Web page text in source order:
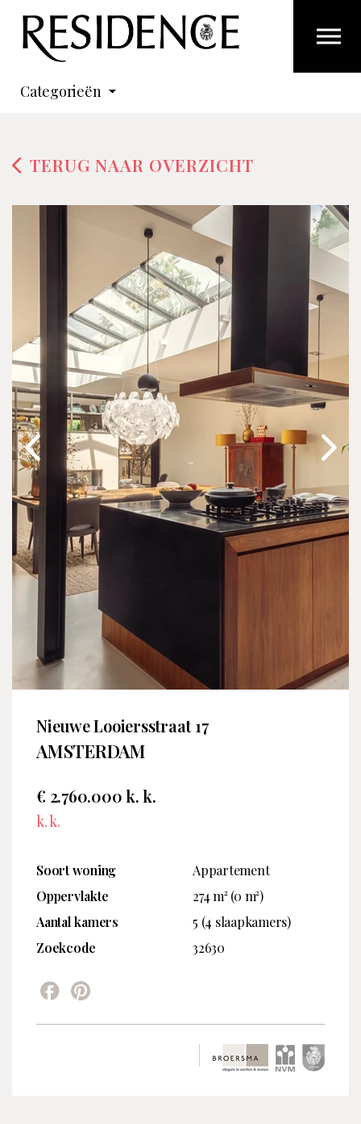
Overslaan en ga direct naar de inhoud
Categorieën
TERUG NAAR OVERZICHT
Nieuwe Looiersstraat 17
AMSTERDAM
€ 2.760.000 k. k.
k. k.
Soort woning
Appartement
Oppervlakte
274 m² (0 m²)
Aantal kamers
5 (4 slaapkamers)
Zoekcode
32630